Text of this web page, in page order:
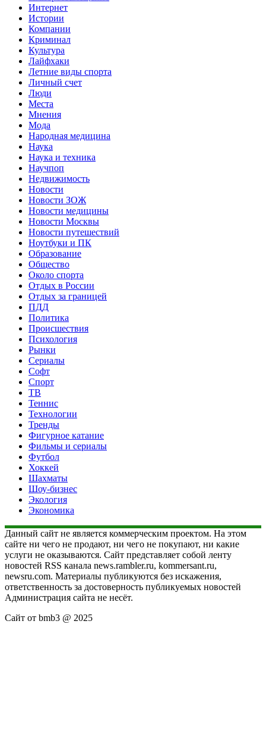
Интернет
Истории
Компании
Криминал
Культура
Лайфхаки
Летние виды спорта
Личный счет
Люди
Места
Мнения
Мода
Народная медицина
Наука
Наука и техника
Научпоп
Недвижимость
Новости
Новости ЗОЖ
Новости медицины
Новости Москвы
Новости путешествий
Ноутбуки и ПК
Образование
Общество
Около спорта
Отдых в России
Отдых за границей
ПДД
Политика
Происшествия
Психология
Рынки
Сериалы
Софт
Спорт
ТВ
Теннис
Технологии
Тренды
Фигурное катание
Фильмы и сериалы
Футбол
Хоккей
Шахматы
Шоу-бизнес
Экология
Экономика
Данный сайт не является коммерческим проектом. На этом
сайте ни чего не продают, ни чего не покупают, ни какие
услуги не оказываются. Сайт представляет собой ленту
новостей RSS канала news.rambler.ru, kommersant.ru,
newsru.com. Материалы публикуются без искажения,
ответственность за достоверность публикуемых новостей
Администрация сайта не несёт.
Сайт от bmb3 @ 2025